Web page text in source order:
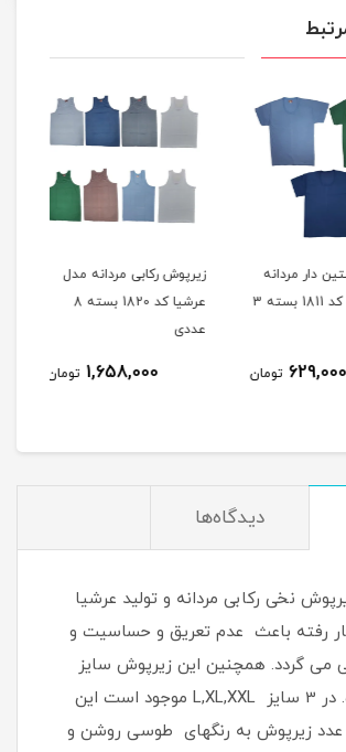
مردانه
مدل عرشیا کد 1811 بسته 3
تومان
زیرپوش رکابی مردانه مدل
عرشیا کد 1820 بسته 8
عددی
1,658,000 تومان
دیدگاه‌ها
نخی رکابی مردانه و تولید عرشیا
رفته باعث عدم تعریق و حساسیت و
می گردد. همچنین این زیرپوش سایز
معمولی است. در 3 سایز L,XL,XXL موجود است این
بسته شامل 6 عدد زیرپوش به رنگهای طوسی روشن و